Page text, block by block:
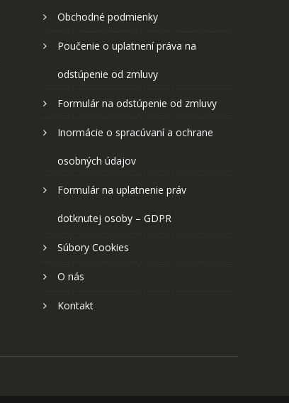
Obchodné podmienky
Poučenie o uplatnení práva na
odstúpenie od zmluvy
Formulár na odstúpenie od zmluvy
Inormácie o spracúvaní a ochrane
osobných údajov
Formulár na uplatnenie práv
dotknutej osoby – GDPR
Súbory Cookies
O nás
Kontakt